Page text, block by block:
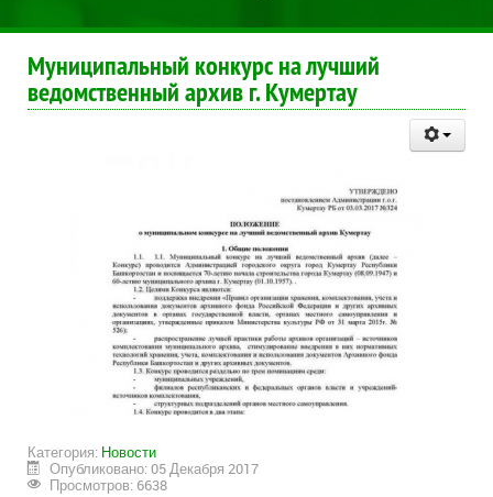
Муниципальный конкурс на лучший
ведомственный архив г. Кумертау
Категория: Новости
Опубликовано: 05 Декабря 2017
Просмотров: 6638